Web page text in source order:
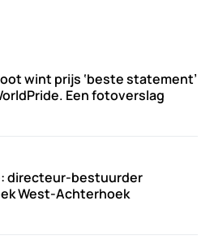
wint prijs ‘beste statement’
Een fotoverslag
directeur-bestuurder
West-Achterhoek